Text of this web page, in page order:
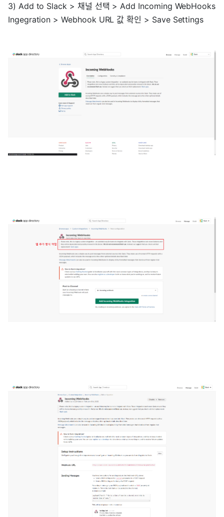
3) Add to Slack > 채널 선택 > Add Incoming WebHooks
Ingegration > Webhook URL 값 확인 > Save Settings